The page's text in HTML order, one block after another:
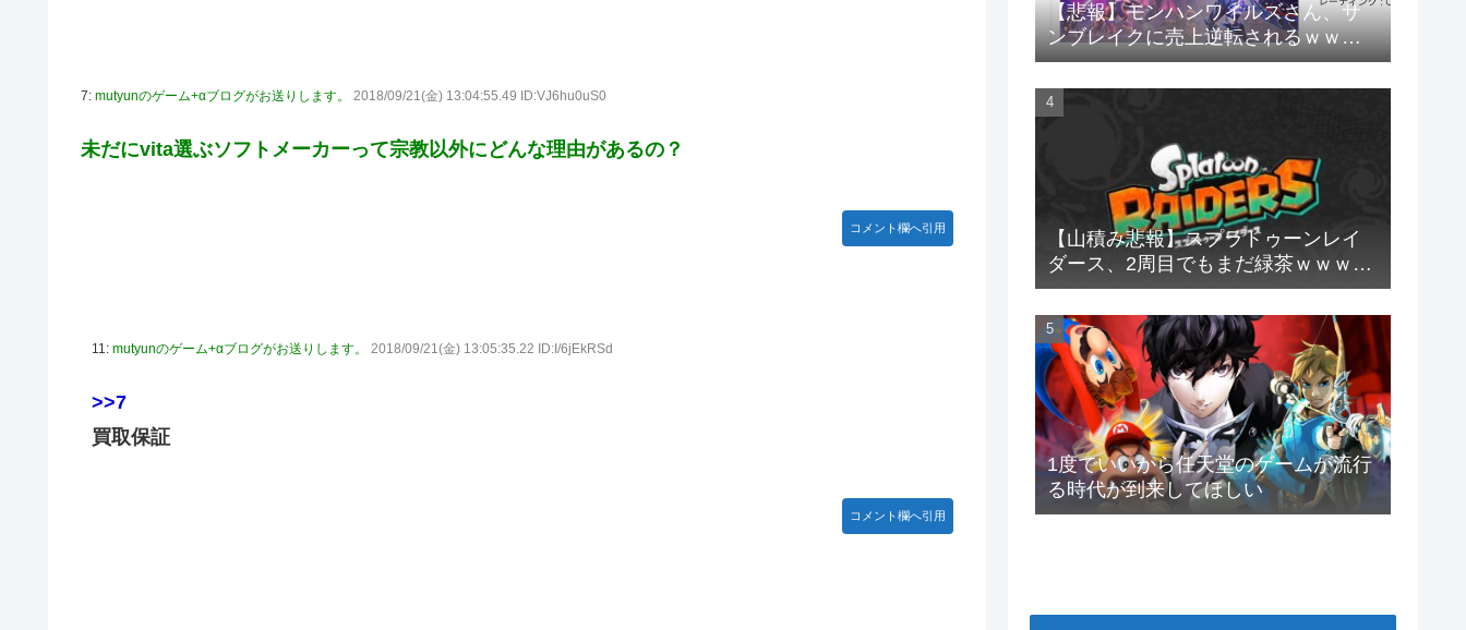
7: mutyunのゲーム+αブログがお送りします。 2018/09/21(金) 13:04:55.49 ID:VJ6hu0uS0
未だにvita選ぶソフトメーカーって宗教以外にどんな理由があるの？
コメント欄へ引用
11: mutyunのゲーム+αブログがお送りします。 2018/09/21(金) 13:05:35.22 ID:I/6jEkRSd
>>7
買取保証
コメント欄へ引用
【悲報】モンハンワイルズさん、サ
ンブレイクに売上逆転されるｗｗｗ
ｗｗ
【山積み悲報】スプラトゥーンレイ
ダース、2周目でもまだ緑茶ｗｗｗｗ
ｗｗ
1度でいいから任天堂のゲームが流行
る時代が到来してほしい